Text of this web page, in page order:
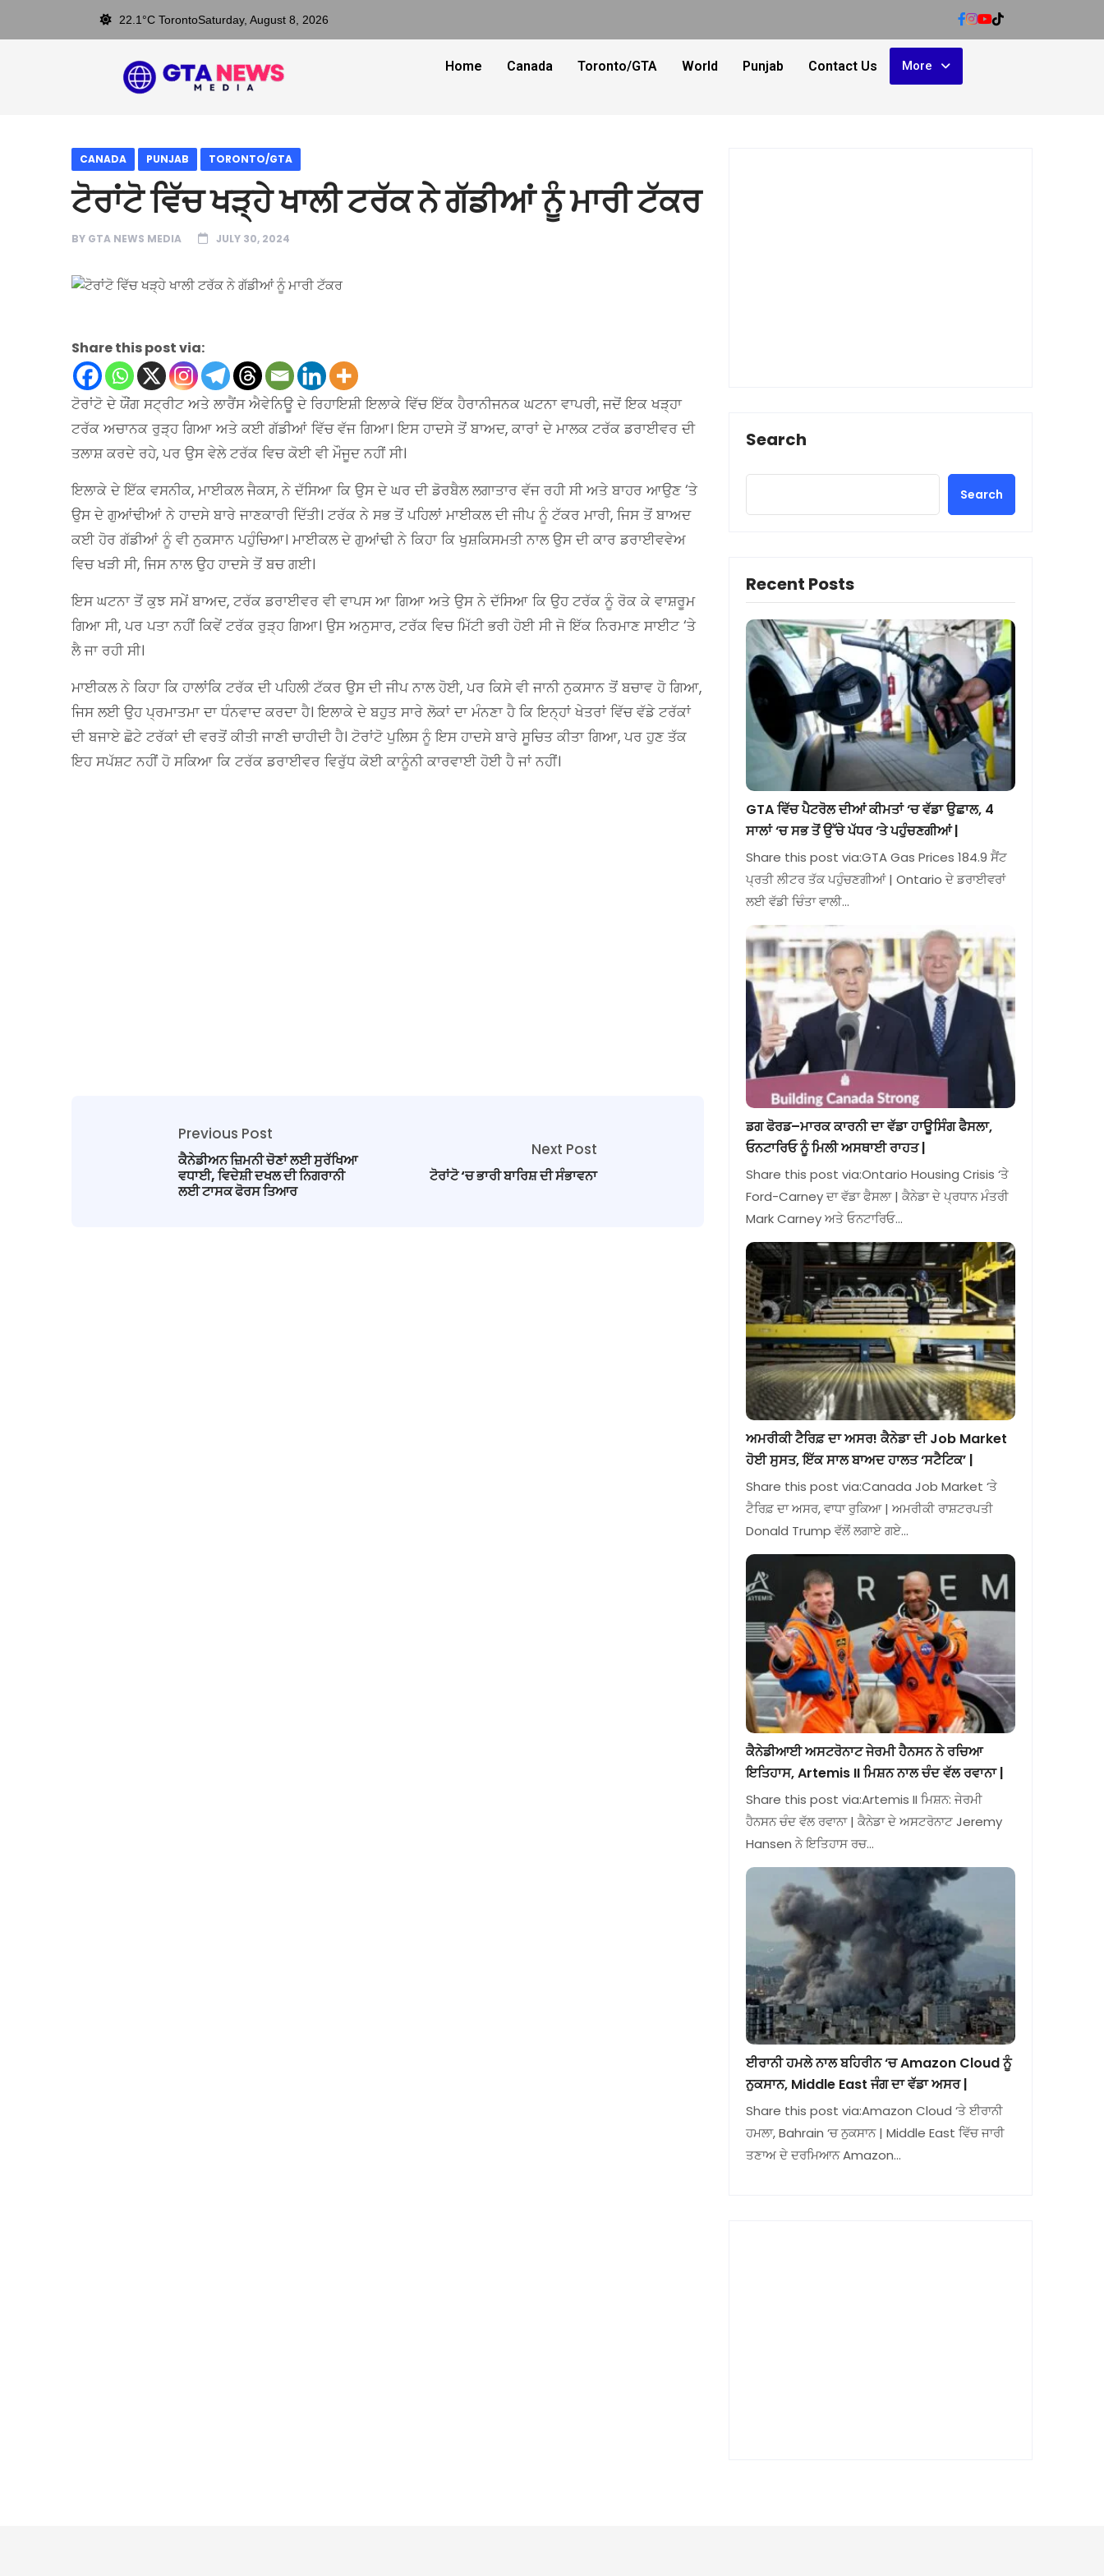
22.1°C TorontoSaturday, August 8, 2026
Home Canada Toronto/GTA World Punjab Contact Us More
CANADA PUNJAB TORONTO/GTA
ਟੋਰਾਂਟੋ ਵਿੱਚ ਖੜ੍ਹੇ ਖਾਲੀ ਟਰੱਕ ਨੇ ਗੱਡੀਆਂ ਨੂੰ ਮਾਰੀ ਟੱਕਰ
BY GTA NEWS MEDIA JULY 30, 2024
Share this post via:
ਟੋਰਾਂਟੋ ਦੇ ਯੌਂਗ ਸਟ੍ਰੀਟ ਅਤੇ ਲਾਰੈਂਸ ਐਵੇਨਿਊ ਦੇ ਰਿਹਾਇਸ਼ੀ ਇਲਾਕੇ ਵਿੱਚ ਇੱਕ ਹੈਰਾਨੀਜਨਕ ਘਟਨਾ ਵਾਪਰੀ, ਜਦੋਂ ਇਕ ਖੜ੍ਹਾ
ਟਰੱਕ ਅਚਾਨਕ ਰੁੜ੍ਹ ਗਿਆ ਅਤੇ ਕਈ ਗੱਡੀਆਂ ਵਿੱਚ ਵੱਜ ਗਿਆ। ਇਸ ਹਾਦਸੇ ਤੋਂ ਬਾਅਦ, ਕਾਰਾਂ ਦੇ ਮਾਲਕ ਟਰੱਕ ਡਰਾਈਵਰ ਦੀ
ਤਲਾਸ਼ ਕਰਦੇ ਰਹੇ, ਪਰ ਉਸ ਵੇਲੇ ਟਰੱਕ ਵਿਚ ਕੋਈ ਵੀ ਮੌਜੂਦ ਨਹੀਂ ਸੀ।
ਇਲਾਕੇ ਦੇ ਇੱਕ ਵਸਨੀਕ, ਮਾਈਕਲ ਜੈਕਸ, ਨੇ ਦੱਸਿਆ ਕਿ ਉਸ ਦੇ ਘਰ ਦੀ ਡੋਰਬੈਲ ਲਗਾਤਾਰ ਵੱਜ ਰਹੀ ਸੀ ਅਤੇ ਬਾਹਰ ਆਉਣ ‘ਤੇ
ਉਸ ਦੇ ਗੁਆਂਢੀਆਂ ਨੇ ਹਾਦਸੇ ਬਾਰੇ ਜਾਣਕਾਰੀ ਦਿੱਤੀ। ਟਰੱਕ ਨੇ ਸਭ ਤੋਂ ਪਹਿਲਾਂ ਮਾਈਕਲ ਦੀ ਜੀਪ ਨੂੰ ਟੱਕਰ ਮਾਰੀ, ਜਿਸ ਤੋਂ ਬਾਅਦ
ਕਈ ਹੋਰ ਗੱਡੀਆਂ ਨੂੰ ਵੀ ਨੁਕਸਾਨ ਪਹੁੰਚਿਆ। ਮਾਈਕਲ ਦੇ ਗੁਆਂਢੀ ਨੇ ਕਿਹਾ ਕਿ ਖੁਸ਼ਕਿਸਮਤੀ ਨਾਲ ਉਸ ਦੀ ਕਾਰ ਡਰਾਈਵਵੇਅ
ਵਿਚ ਖੜੀ ਸੀ, ਜਿਸ ਨਾਲ ਉਹ ਹਾਦਸੇ ਤੋਂ ਬਚ ਗਈ।
ਇਸ ਘਟਨਾ ਤੋਂ ਕੁਝ ਸਮੇਂ ਬਾਅਦ, ਟਰੱਕ ਡਰਾਈਵਰ ਵੀ ਵਾਪਸ ਆ ਗਿਆ ਅਤੇ ਉਸ ਨੇ ਦੱਸਿਆ ਕਿ ਉਹ ਟਰੱਕ ਨੂੰ ਰੋਕ ਕੇ ਵਾਸ਼ਰੂਮ
ਗਿਆ ਸੀ, ਪਰ ਪਤਾ ਨਹੀਂ ਕਿਵੇਂ ਟਰੱਕ ਰੁੜ੍ਹ ਗਿਆ। ਉਸ ਅਨੁਸਾਰ, ਟਰੱਕ ਵਿਚ ਮਿੱਟੀ ਭਰੀ ਹੋਈ ਸੀ ਜੋ ਇੱਕ ਨਿਰਮਾਣ ਸਾਈਟ ‘ਤੇ
ਲੈ ਜਾ ਰਹੀ ਸੀ।
ਮਾਈਕਲ ਨੇ ਕਿਹਾ ਕਿ ਹਾਲਾਂਕਿ ਟਰੱਕ ਦੀ ਪਹਿਲੀ ਟੱਕਰ ਉਸ ਦੀ ਜੀਪ ਨਾਲ ਹੋਈ, ਪਰ ਕਿਸੇ ਵੀ ਜਾਨੀ ਨੁਕਸਾਨ ਤੋਂ ਬਚਾਵ ਹੋ ਗਿਆ,
ਜਿਸ ਲਈ ਉਹ ਪ੍ਰਮਾਤਮਾ ਦਾ ਧੰਨਵਾਦ ਕਰਦਾ ਹੈ। ਇਲਾਕੇ ਦੇ ਬਹੁਤ ਸਾਰੇ ਲੋਕਾਂ ਦਾ ਮੰਨਣਾ ਹੈ ਕਿ ਇਨ੍ਹਾਂ ਖੇਤਰਾਂ ਵਿੱਚ ਵੱਡੇ ਟਰੱਕਾਂ
ਦੀ ਬਜਾਏ ਛੋਟੇ ਟਰੱਕਾਂ ਦੀ ਵਰਤੋਂ ਕੀਤੀ ਜਾਣੀ ਚਾਹੀਦੀ ਹੈ। ਟੋਰਾਂਟੋ ਪੁਲਿਸ ਨੂੰ ਇਸ ਹਾਦਸੇ ਬਾਰੇ ਸੂਚਿਤ ਕੀਤਾ ਗਿਆ, ਪਰ ਹੁਣ ਤੱਕ
ਇਹ ਸਪੱਸ਼ਟ ਨਹੀਂ ਹੋ ਸਕਿਆ ਕਿ ਟਰੱਕ ਡਰਾਈਵਰ ਵਿਰੁੱਧ ਕੋਈ ਕਾਨੂੰਨੀ ਕਾਰਵਾਈ ਹੋਈ ਹੈ ਜਾਂ ਨਹੀਂ।
Previous Post
ਕੈਨੇਡੀਅਨ ਜ਼ਿਮਨੀ ਚੋਣਾਂ ਲਈ ਸੁਰੱਖਿਆ
ਵਧਾਈ, ਵਿਦੇਸ਼ੀ ਦਖਲ ਦੀ ਨਿਗਰਾਨੀ
ਲਈ ਟਾਸਕ ਫੋਰਸ ਤਿਆਰ
Next Post
ਟੋਰਾਂਟੋ ‘ਚ ਭਾਰੀ ਬਾਰਿਸ਼ ਦੀ ਸੰਭਾਵਨਾ
Search
Search
Recent Posts
GTA ਵਿੱਚ ਪੈਟਰੋਲ ਦੀਆਂ ਕੀਮਤਾਂ ‘ਚ ਵੱਡਾ ਉਛਾਲ, 4
ਸਾਲਾਂ ‘ਚ ਸਭ ਤੋਂ ਉੱਚੇ ਪੱਧਰ ‘ਤੇ ਪਹੁੰਚਣਗੀਆਂ |
Share this post via:GTA Gas Prices 184.9 ਸੈਂਟ
ਪ੍ਰਤੀ ਲੀਟਰ ਤੱਕ ਪਹੁੰਚਣਗੀਆਂ | Ontario ਦੇ ਡਰਾਈਵਰਾਂ
ਲਈ ਵੱਡੀ ਚਿੰਤਾ ਵਾਲੀ…
ਡਗ ਫੋਰਡ–ਮਾਰਕ ਕਾਰਨੀ ਦਾ ਵੱਡਾ ਹਾਊਸਿੰਗ ਫੈਸਲਾ,
ਓਨਟਾਰਿਓ ਨੂੰ ਮਿਲੀ ਅਸਥਾਈ ਰਾਹਤ |
Share this post via:Ontario Housing Crisis ‘ਤੇ
Ford-Carney ਦਾ ਵੱਡਾ ਫੈਸਲਾ | ਕੈਨੇਡਾ ਦੇ ਪ੍ਰਧਾਨ ਮੰਤਰੀ
Mark Carney ਅਤੇ ਓਨਟਾਰਿਓ…
ਅਮਰੀਕੀ ਟੈਰਿਫ਼ ਦਾ ਅਸਰ! ਕੈਨੇਡਾ ਦੀ Job Market
ਹੋਈ ਸੁਸਤ, ਇੱਕ ਸਾਲ ਬਾਅਦ ਹਾਲਤ ‘ਸਟੈਟਿਕ’ |
Share this post via:Canada Job Market ‘ਤੇ
ਟੈਰਿਫ਼ ਦਾ ਅਸਰ, ਵਾਧਾ ਰੁਕਿਆ | ਅਮਰੀਕੀ ਰਾਸ਼ਟਰਪਤੀ
Donald Trump ਵੱਲੋਂ ਲਗਾਏ ਗਏ…
ਕੈਨੇਡੀਆਈ ਅਸਟਰੋਨਾਟ ਜੇਰਮੀ ਹੈਨਸਨ ਨੇ ਰਚਿਆ
ਇਤਿਹਾਸ, Artemis II ਮਿਸ਼ਨ ਨਾਲ ਚੰਦ ਵੱਲ ਰਵਾਨਾ |
Share this post via:Artemis II ਮਿਸ਼ਨ: ਜੇਰਮੀ
ਹੈਨਸਨ ਚੰਦ ਵੱਲ ਰਵਾਨਾ | ਕੈਨੇਡਾ ਦੇ ਅਸਟਰੋਨਾਟ Jeremy
Hansen ਨੇ ਇਤਿਹਾਸ ਰਚ…
ਈਰਾਨੀ ਹਮਲੇ ਨਾਲ ਬਹਿਰੀਨ ‘ਚ Amazon Cloud ਨੂੰ
ਨੁਕਸਾਨ, Middle East ਜੰਗ ਦਾ ਵੱਡਾ ਅਸਰ |
Share this post via:Amazon Cloud ‘ਤੇ ਈਰਾਨੀ
ਹਮਲਾ, Bahrain ‘ਚ ਨੁਕਸਾਨ | Middle East ਵਿੱਚ ਜਾਰੀ
ਤਣਾਅ ਦੇ ਦਰਮਿਆਨ Amazon…